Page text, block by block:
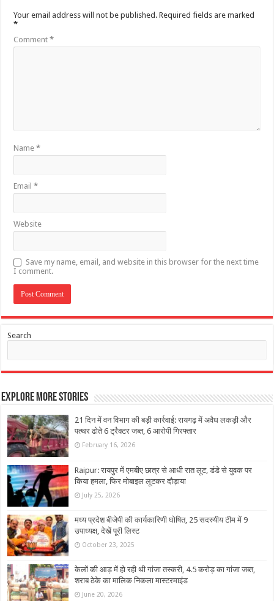
Your email address will not be published. Required fields are marked
*
Comment*
Name*
Email*
Website
Save my name, email, and website in this browser for the next time
I comment.
Search
Explore More Stories
21 दिन में वन विभाग की बड़ी कार्रवाई: रायगढ़ में अवैध लकड़ी और
पत्थर ढोते 6 ट्रैक्टर जब्त, 6 आरोपी गिरफ्तार
February 16, 2026
Raipur: रायपुर में एमबीए छात्र से आधी रात लूट, डंडे से युवक पर
किया हमला, फिर मोबाइल लूटकर दौड़ाया
July 25, 2026
मध्य प्रदेश बीजेपी की कार्यकारिणी घोषित, 25 सदस्यीय टीम में 9
उपाध्यक्ष, देखें पूरी लिस्ट
October 23, 2025
केलों की आड़ में हो रही थी गांजा तस्करी, 4.5 करोड़ का गांजा जब्त,
शराब ठेके का मालिक निकला मास्टरमाइंड
June 20, 2026